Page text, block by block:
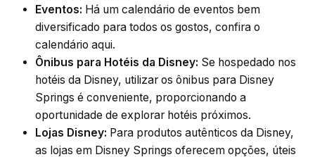
Eventos: Há um calendário de eventos bem
diversificado para todos os gostos, confira o
calendário aqui.
Ônibus para Hotéis da Disney: Se hospedado nos
hotéis da Disney, utilizar os ônibus para Disney
Springs é conveniente, proporcionando a
oportunidade de explorar hotéis próximos.
Lojas Disney: Para produtos autênticos da Disney,
as lojas em Disney Springs oferecem opções, úteis